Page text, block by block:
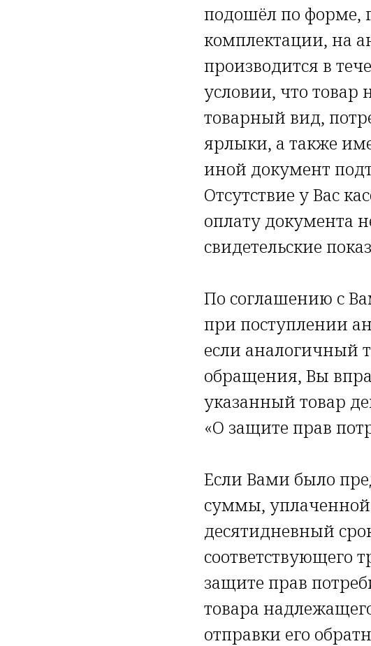
подошёл по форме,
комплектации, на
производится в
условии, что товар
товарный вид,
ярлыки, а также
иной документ
Отсутствие у Вас
оплату документа
свидетельские
По соглашению с
при поступлении
если аналогичный
обращения, Вы
указанный товар
«О защите прав
Если Вами было
суммы, уплаченной
десятидневный
соответствующего
защите прав
товара
отправки его